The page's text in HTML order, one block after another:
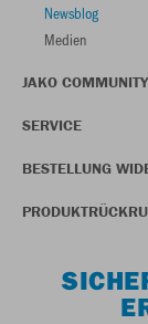
Newsblog
Medien
JAKO COMMUNITY
SERVICE
BESTELLUNG